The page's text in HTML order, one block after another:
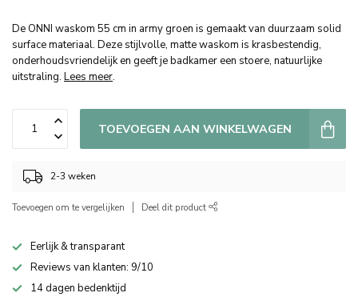
De ONNI waskom 55 cm in army groen is gemaakt van duurzaam solid
surface materiaal. Deze stijlvolle, matte waskom is krasbestendig,
onderhoudsvriendelijk en geeft je badkamer een stoere, natuurlijke
uitstraling. Lees meer.
TOEVOEGEN AAN WINKELWAGEN
2-3 weken
Toevoegen om te vergelijken Deel dit product
Eerlijk & transparant
Reviews van klanten: 9/10
14 dagen bedenktijd